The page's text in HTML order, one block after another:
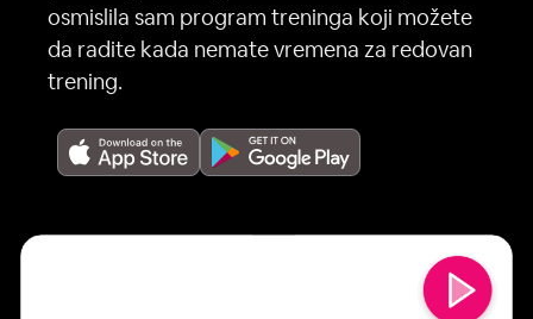
osmislila sam program treninga koji možete
da radite kada nemate vremena za redovan
trening.